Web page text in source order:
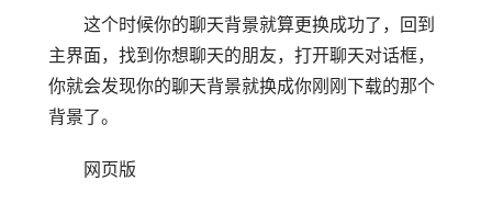
这个时候你的聊天背景就算更换成功了，回到
主界面，找到你想聊天的朋友，打开聊天对话框，
你就会发现你的聊天背景就换成你刚刚下载的那个
背景了。
网页版